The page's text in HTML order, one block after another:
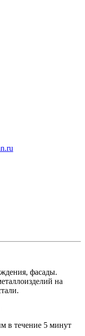
фасады.
на
в течение 5 минут